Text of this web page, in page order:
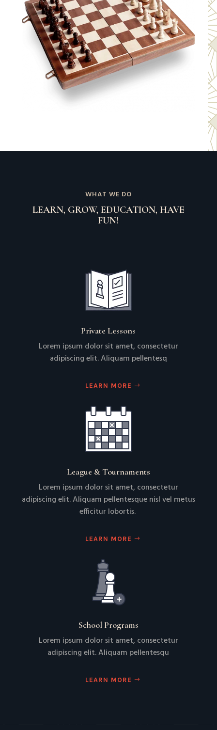
WHAT WE DO
LEARN, GROW, EDUCATION, HAVE
FUN!
Private Lessons
Lorem ipsum dolor sit amet, consectetur
adipiscing elit. Aliquam pellentesq
LEARN MORE
League & Tournaments
Lorem ipsum dolor sit amet, consectetur
adipiscing elit. Aliquam pellentesque nisl vel metus
efficitur lobortis.
LEARN MORE
School Programs
Lorem ipsum dolor sit amet, consectetur
adipiscing elit. Aliquam pellentesqu
LEARN MORE